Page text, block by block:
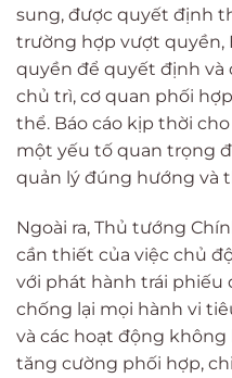
sung, được quyết định
trường hợp vượt quyền,
quyền để quyết định và
chủ trì, cơ quan phối
thể. Báo cáo kịp thời
một yếu tố quan trọng
quản lý đúng hướng và
Ngoài ra, Thủ tướng
cần thiết của việc chủ
với phát hành trái phiếu
chống lại mọi hành vi
và các hoạt động
tăng cường phối hợp,